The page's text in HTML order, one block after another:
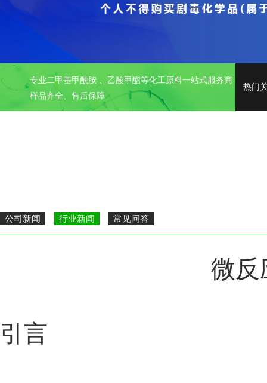
专业二甲基甲酰胺 、乙酸甲酯等化工原料一站式服务商
样品齐全、售后保障
热门
公司新闻 行业新闻 常见问答
微反
引言